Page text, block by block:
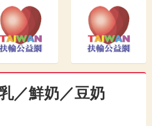
／鮮奶／豆奶